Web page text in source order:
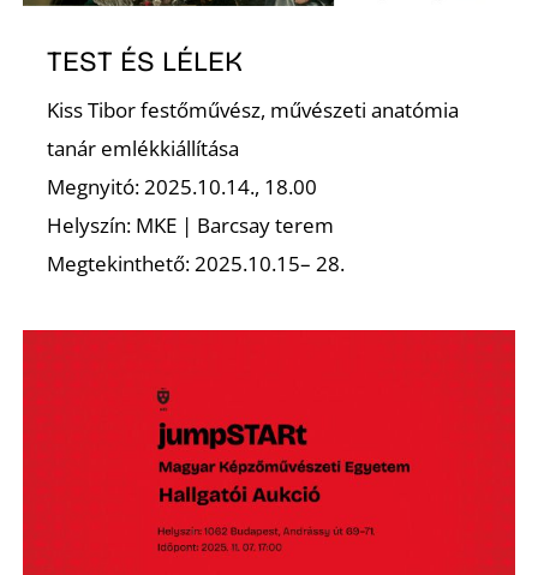
TEST ÉS LÉLEK
Kiss Tibor festőművész, művészeti anatómia
tanár emlékkiállítása
Megnyitó: 2025.10.14., 18.00
Helyszín: MKE | Barcsay terem
Megtekinthető: 2025.10.15– 28.